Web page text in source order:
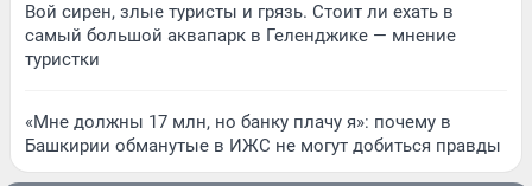
Вой сирен, злые туристы и грязь. Стоит ли ехать в
самый большой аквапарк в Геленджике — мнение
туристки
«Мне должны 17 млн, но банку плачу я»: почему в
Башкирии обманутые в ИЖС не могут добиться правды